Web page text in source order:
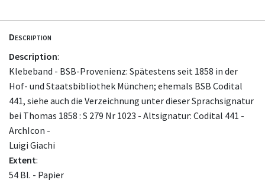
Description
Description:
Klebeband - BSB-Provenienz: Spätestens seit 1858 in der
Hof- und Staatsbibliothek München; ehemals BSB Codital
441, siehe auch die Verzeichnung unter dieser Sprachsignatur
bei Thomas 1858 : S 279 Nr 1023 - Altsignatur: Codital 441 -
ArchIcon -
Luigi Giachi
Extent:
54 Bl. - Papier